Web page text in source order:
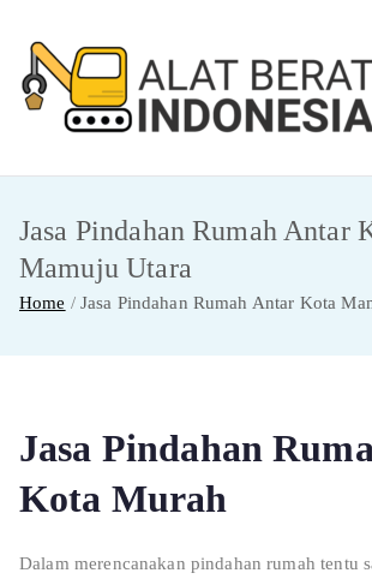
content
Jasa Pindahan Rumah Antar
Mamuju Utara
Home Jasa Pindahan Rumah Antar Kota
Jasa Pindahan
Kota Murah
Dalam merencanakan pindahan rumah tentu